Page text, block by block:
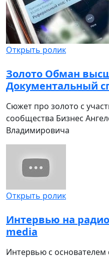
Открыть ролик
Золото Обман
Документальный
Сюжет про золото с
сообщества Бизнес
Владимировича
Открыть ролик
Интервью на радио
media
Интервью с